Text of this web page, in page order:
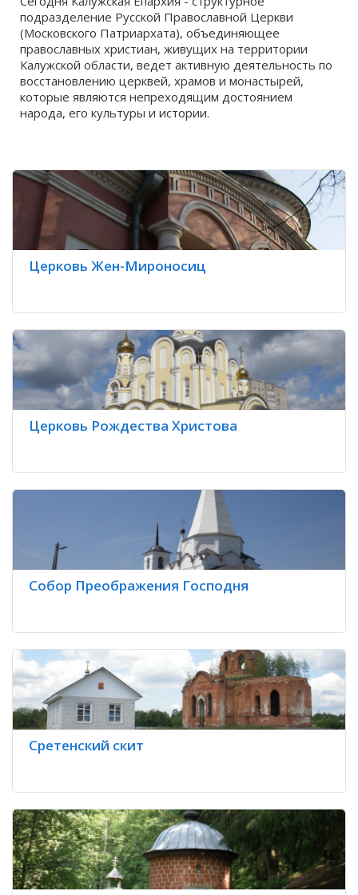
подразделение Русской Православной Церкви
(Московского Патриархата), объединяющее
православных христиан, живущих на территории
Калужской области, ведет активную деятельность по
восстановлению церквей, храмов и монастырей,
которые являются непреходящим достоянием
народа, его культуры и истории.
Церковь Жен-Мироносиц
Церковь Рождества Христова
Собор Преображения Господня
Сретенский скит